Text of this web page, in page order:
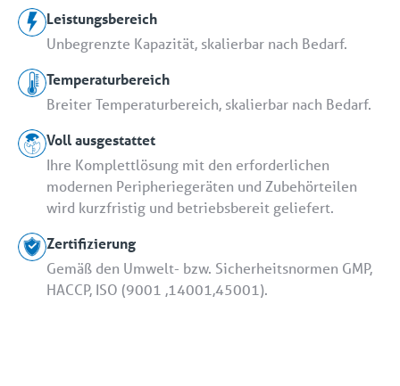
Leistungsbereich
Unbegrenzte Kapazität, skalierbar nach Bedarf.
Temperaturbereich
Breiter Temperaturbereich, skalierbar nach Bedarf.
Voll ausgestattet
Ihre Komplettlösung mit den erforderlichen
modernen Peripheriegeräten und Zubehörteilen
wird kurzfristig und betriebsbereit geliefert.
Zertifizierung
Gemäß den Umwelt- bzw. Sicherheitsnormen GMP,
HACCP, ISO (9001 ,14001,45001).